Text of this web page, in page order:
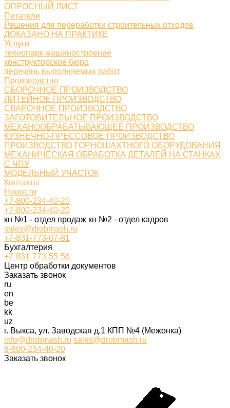
ОПРОСНЫЙ ЛИСТ
Питатели
Решения для переработки строительных отходов
ДОКАЗАНО НА ПРАКТИКЕ
Услуги
технопарк машиностроение
конструкторское бюро
перечень выполняемых работ
Производство
СБОРОЧНОЕ ПРОИЗВОДСТВО
ЛИТЕЙНОЕ ПРОИЗВОДСТВО
СВАРОЧНОЕ ПРОИЗВОДСТВО
ЗАГОТОВИТЕЛЬНОЕ ПРОИЗВОДСТВО
МЕХАНООБРАБАТЫВАЮЩЕЕ ПРОИЗВОДСТВО
КУЗНЕЧНО-ПРЕССОВОЕ ПРОИЗВОДСТВО
ПРОИЗВОДСТВО ГОРНОШАХТНОГО ОБОРУДОВАНИЯ
МЕХАНИЧЕСКАЯ ОБРАБОТКА ДЕТАЛЕЙ НА СТАНКАХ
С ЧПУ
МОДЕЛЬНЫЙ УЧАСТОК
Контакты
Новости
+7-800-234-40-20
+7-800-234-40-20
кн №1 - отдел продаж кн №2 - отдел кадров
sales@drobmash.ru
+7-831-773-07-81
Бухгалтерия
+7-831-773-55-56
Центр обработки документов
Заказать звонок
ru
en
be
kk
uz
г. Выкса, ул. Заводская д.1 КПП №4 (Межонка)
info@drobmash.ru sales@drobmash.ru
8-800-234-40-20
Заказать звонок